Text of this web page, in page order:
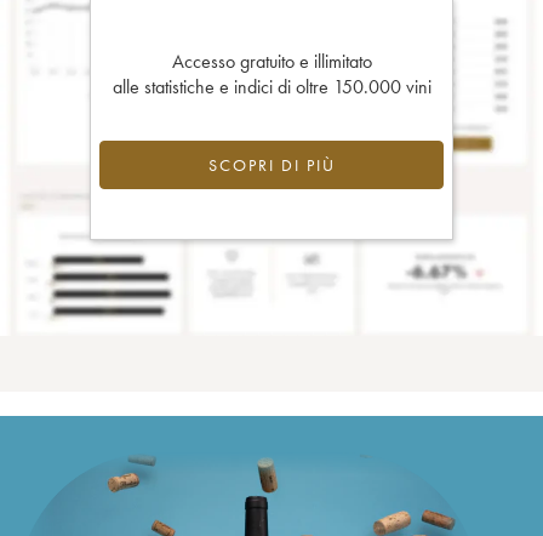
Accesso gratuito e illimitato
alle statistiche e indici di oltre 150.000 vini
SCOPRI DI PIÙ